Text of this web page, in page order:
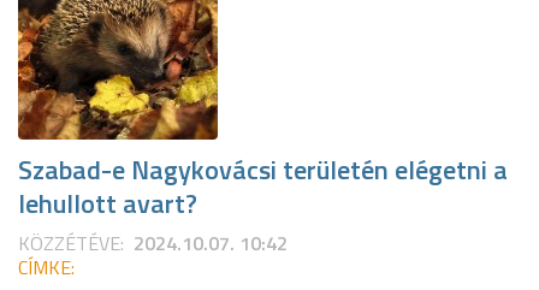
Szabad-e Nagykovácsi területén elégetni a
lehullott avart?
KÖZZÉTÉVE: 2024.10.07. 10:42
CÍMKE: